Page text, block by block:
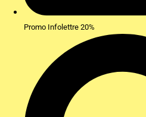
Promo Infolettre 20%